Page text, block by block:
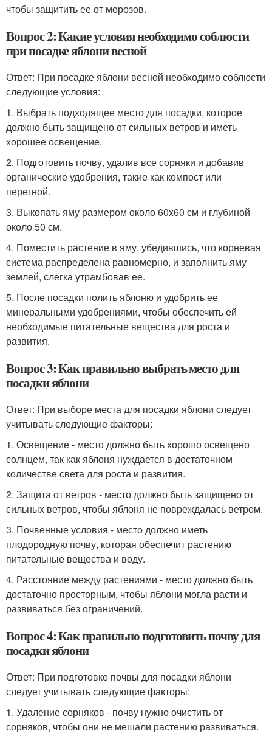
чтобы защитить ее от морозов.
Вопрос 2: Какие условия необходимо соблюсти
при посадке яблони весной
Ответ: При посадке яблони весной необходимо соблюсти
следующие условия:
1. Выбрать подходящее место для посадки, которое
должно быть защищено от сильных ветров и иметь
хорошее освещение.
2. Подготовить почву, удалив все сорняки и добавив
органические удобрения, такие как компост или
перегной.
3. Выкопать яму размером около 60x60 см и глубиной
около 50 см.
4. Поместить растение в яму, убедившись, что корневая
система распределена равномерно, и заполнить яму
землей, слегка утрамбовав ее.
5. После посадки полить яблоню и удобрить ее
минеральными удобрениями, чтобы обеспечить ей
необходимые питательные вещества для роста и
развития.
Вопрос 3: Как правильно выбрать место для
посадки яблони
Ответ: При выборе места для посадки яблони следует
учитывать следующие факторы:
1. Освещение - место должно быть хорошо освещено
солнцем, так как яблоня нуждается в достаточном
количестве света для роста и развития.
2. Защита от ветров - место должно быть защищено от
сильных ветров, чтобы яблоня не повреждалась ветром.
3. Почвенные условия - место должно иметь
плодородную почву, которая обеспечит растению
питательные вещества и воду.
4. Расстояние между растениями - место должно быть
достаточно просторным, чтобы яблони могла расти и
развиваться без ограничений.
Вопрос 4: Как правильно подготовить почву для
посадки яблони
Ответ: При подготовке почвы для посадки яблони
следует учитывать следующие факторы:
1. Удаление сорняков - почву нужно очистить от
сорняков, чтобы они не мешали растению развиваться.